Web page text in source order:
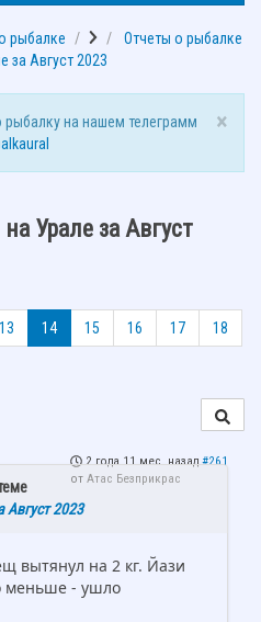
рыбалке
Отчеты о рыбалке
за Август 2023
×
рыбалку на нашем телеграмм
Урале за Август
13 14 15 16 17 18
2 года 11 мес. назад #261
от Атас Безприкрас
2023
вытянул на 2 кг. Йази
меньше - ушло